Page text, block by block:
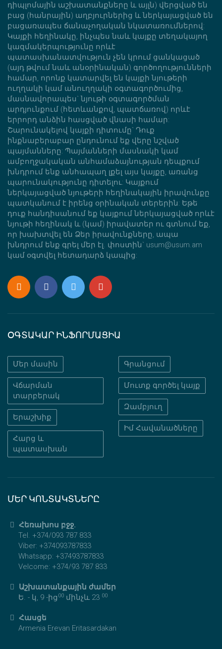
դիպլոմային աշխատանքները և այլն) վերցված են
բաց (հանրային) աղբյուրներից և ներկայացված են
բացառապես ճանաչողական նկատառումներով:
Կայքի հեղինակը, ինչպես նաև կայքը տեղակայող
կազմակերպությունը որևէ
պատասխանատվություն չեն կրում ցանկացած
(այդ թվում նաև անօրինական) գործողությունների
համար, որոնք կատարվել են կայքի նյութերի
ուղղակի կամ անուղղակի օգտագործումից,
մասնավորապես` նյութի օգտագործման
արդյունքում (հետևանքով, պատճառով) որևէ
երրորդ անձին հասցված վնասի համար:
Շարունակելով կայքի դիտումը` Դուք
ինքնաբերաբար ընդունում եք վերը նշված
պայմանները: Պայմանների մասնակի կամ
ամբողջակական անհամաձայնության դեպքում
խնդրում ենք անհապաղ լքել այս կայքը, առանց
պարունակությունը դիտելու: Կայքում
ներկայացված նյութերի հեղինակային իրավունքը
պատկանում է իրենց օրինական տերերին: Եթե
դուք հանդիսանում եք կայքում ներկայացված որևէ
նյութի հեղինակ և (կամ) իրավատեր ու գտնում եք,
որ խախտվել են Ձեր իրավունքները, ապա
խնդրում ենք գրել մեր էլ. փոստին` usum@usum.am
կամ օգտվել հետադարձ կապից:
ՕԳՏԱԿԱՐ ԻՆՖՈՐՄԱՑԻԱ
Մեր մասին
Վճարման
տարբերակ
Երաշխիք
Հարց և
պատասխան
Գրանցում
Մուտք գործել կայք
Զամբյուղ
Իմ Հավանածները
ՄԵՐ ԿՈՆՏԱԿՏՆԵՐԸ
Հեռախոս բջջ.
Tel. +374/093 787 833
Viber: +374093787833
Whatsapp: +37493787833
Velcome: +374/93 787 833
Աշխատանքային ժամեր
Ե. - կ, 9 -ից 00 մինչև 23 00
Հասցե
Armenia Erevan Eritasardakan